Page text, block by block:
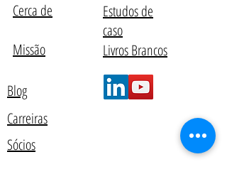
Cerca de
Estudos de
caso
Missão
Livros Brancos
Blog
Carreiras
Sócios